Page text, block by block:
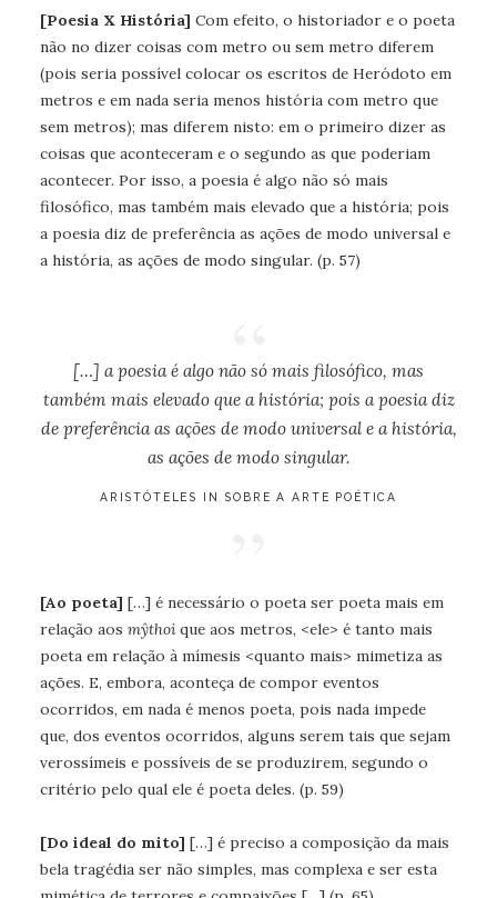
[Poesia X História] Com efeito, o historiador e o poeta
não no dizer coisas com metro ou sem metro diferem
(pois seria possível colocar os escritos de Heródoto em
metros e em nada seria menos história com metro que
sem metros); mas diferem nisto: em o primeiro dizer as
coisas que aconteceram e o segundo as que poderiam
acontecer. Por isso, a poesia é algo não só mais
filosófico, mas também mais elevado que a história; pois
a poesia diz de preferência as ações de modo universal e
a história, as ações de modo singular. (p. 57)
[…] a poesia é algo não só mais filosófico, mas
também mais elevado que a história; pois a poesia diz
de preferência as ações de modo universal e a história,
as ações de modo singular.
ARISTÓTELES IN SOBRE A ARTE POÉTICA
[Ao poeta] […] é necessário o poeta ser poeta mais em
relação aos mŷthoique aos metros, <ele> é tanto mais
poeta em relação à mímesis <quanto mais> mimetiza as
ações. E, embora, aconteça de compor eventos
ocorridos, em nada é menos poeta, pois nada impede
que, dos eventos ocorridos, alguns serem tais que sejam
verossímeis e possíveis de se produzirem, segundo o
critério pelo qual ele é poeta deles. (p. 59)
[Do ideal do mito] […] é preciso a composição da mais
bela tragédia ser não simples, mas complexa e ser esta